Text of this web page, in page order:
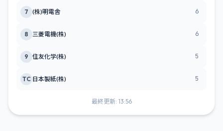
7 (株)明電舎 6
8 三菱電機(株) 6
9 住友化学(株) 5
TC 日本製紙(株) 5
最終更新: 13:56